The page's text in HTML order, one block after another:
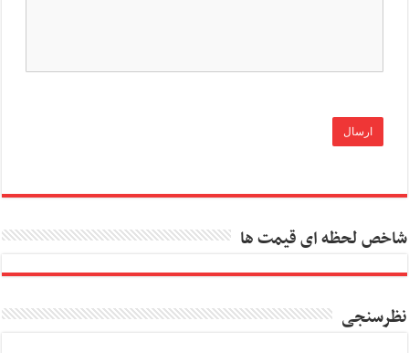
شاخص لحظه ای قیمت ها
نظرسنجی